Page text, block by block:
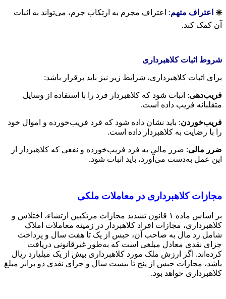
✳️ اعتراف متهم: اعتراف مجرم به ارتکاب جرم، می‌تواند به اثبات
آن کمک کند.
شروط اثبات کلاهبرداری
برای اثبات کلاهبرداری، شرایط زیر نیز باید برقرار باشد:
فریب‌دهی: اثبات شود که کلاهبردار فرد را با استفاده از وسایل
متقلبانه فریب داده است.
فریب‌خوردن: باید نشان داده شود که فرد فریب‌خورده و اموال خود
را با رضایت به کلاهبردار داده است.
ضرر مالی: ضرر مالی به فرد فریب‌خورده و نفعی که کلاهبردار از
این عمل به‌دست می‌آورد، باید اثبات شود.
مجازات کلاهبرداری در معاملات ملکی
بر اساس ماده ۱ قانون تشدید مجازات مرتکبین ارتشاء، اختلاس و
کلاهبرداری، مجازات افراد کلاهبردار در زمینه معاملات املاک
شامل رد مال به صاحب آن، حبس از یک تا هفت سال و پرداخت
جزای نقدی معادل مبلغی است که به‌طور غیرقانونی دریافت
کرده‌اند. اگر ارزش ملک مورد کلاهبرداری بیش از یک میلیارد ریال
باشد، مجازات حبس از پنج تا بیست سال و جزای نقدی دو برابر مبلغ
کلاهبرداری خواهد بود.